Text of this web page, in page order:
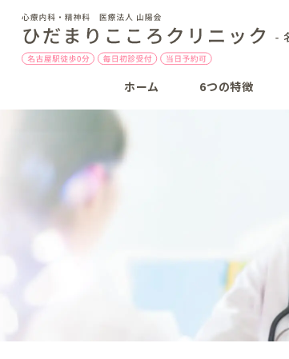
ホーム 6つの特徴